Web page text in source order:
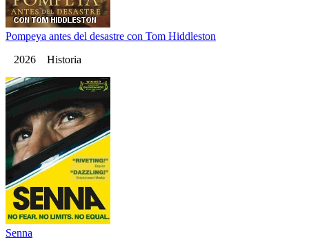
Pompeya antes del desastre con Tom Hiddleston
2026 Historia
Senna